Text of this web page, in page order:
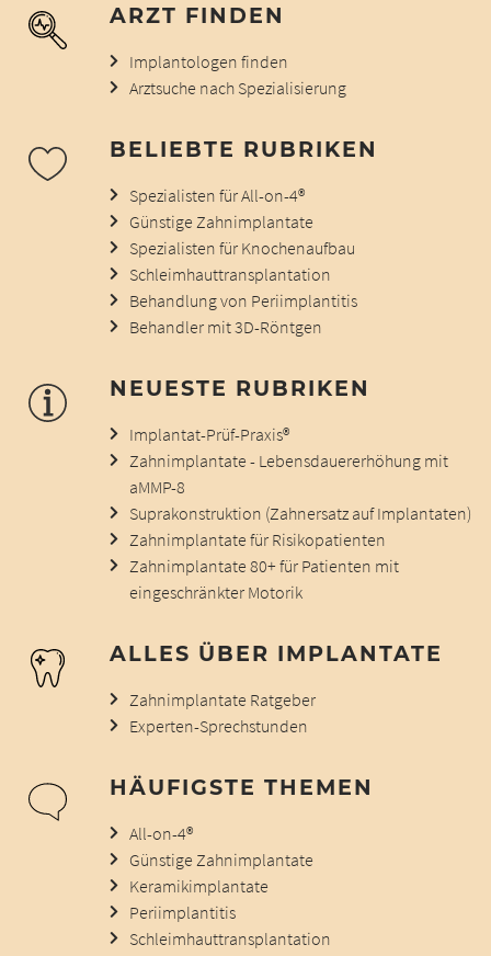
ARZT FINDEN
Implantologen finden
Arztsuche nach Spezialisierung
BELIEBTE RUBRIKEN
Spezialisten für All-on-4®
Günstige Zahnimplantate
Spezialisten für Knochenaufbau
Schleimhauttransplantation
Behandlung von Periimplantitis
Behandler mit 3D-Röntgen
NEUESTE RUBRIKEN
Implantat-Prüf-Praxis®
Zahnimplantate - Lebensdauererhöhung mit
aMMP-8
Suprakonstruktion (Zahnersatz auf Implantaten)
Zahnimplantate für Risikopatienten
Zahnimplantate 80+ für Patienten mit
eingeschränkter Motorik
ALLES ÜBER IMPLANTATE
Zahnimplantate Ratgeber
Experten-Sprechstunden
HÄUFIGSTE THEMEN
All-on-4®
Günstige Zahnimplantate
Keramikimplantate
Periimplantitis
Schleimhauttransplantation